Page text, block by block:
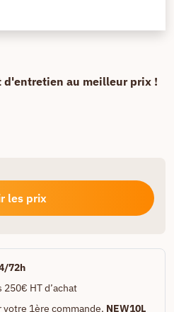
d'entretien au meilleur prix !
les prix
72h
250€ HT d’achat
votre 1ère commande, NEW10L